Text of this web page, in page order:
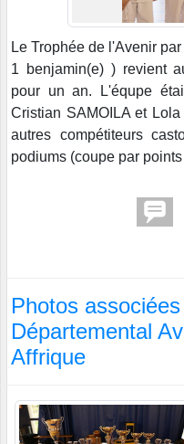
Le Trophée de l'Avenir
1 benjamin(e) ) revient
pour un an. L'équpe
Cristian SAMOILA et
autres compétiteurs
podiums (coupe par
Photos
Départemental
Affrique